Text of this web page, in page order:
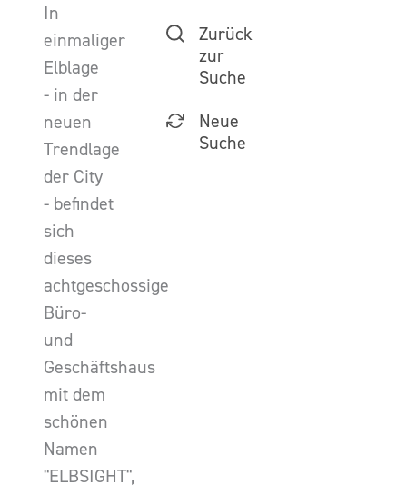
In
einmaliger
Elblage
- in der
neuen
Trendlage
der City
- befindet
sich
dieses
achtgeschossige
Büro-
und
Geschäftshaus
mit dem
schönen
Namen
"ELBSIGHT",
Zurück
zur
Suche
Neue
Suche